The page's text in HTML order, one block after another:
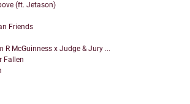
(ft. Jetason)
Friends
McGuinness x Judge & Jury ...
Fallen